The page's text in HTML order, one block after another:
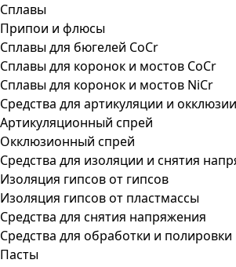
Сплавы
Припои и флюсы
Сплавы для бюгелей CoCr
Сплавы для коронок и мостов CoCr
Сплавы для коронок и мостов NiCr
Средства для артикуляции и окклюзии
Артикуляционный спрей
Окклюзионный спрей
Средства для изоляции и снятия
Изоляция гипсов от гипсов
Изоляция гипсов от пластмассы
Средства для снятия напряжения
Средства для обработки и полировки
Пасты